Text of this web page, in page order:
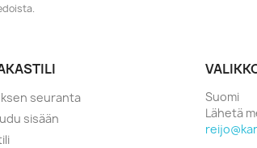
seuranta
sisään
Suomi
Lähetä